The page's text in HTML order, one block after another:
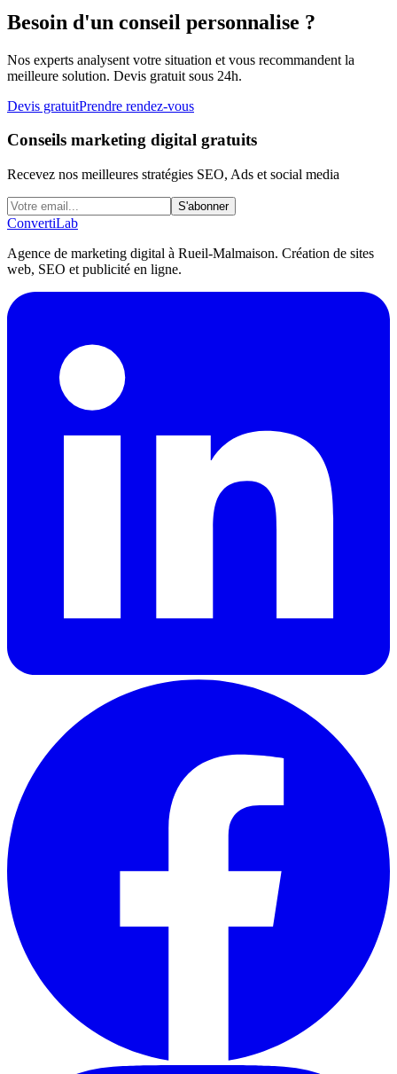
Besoin d'un conseil personnalise ?
Nos experts analysent votre situation et vous recommandent la
meilleure solution. Devis gratuit sous 24h.
Devis gratuitPrendre rendez-vous
Conseils marketing digital gratuits
Recevez nos meilleures stratégies SEO, Ads et social media
S'abonner
ConvertiLab
Agence de marketing digital à Rueil-Malmaison. Création de sites
web, SEO et publicité en ligne.